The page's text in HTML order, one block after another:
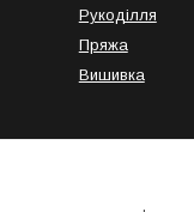
Рукоділля
Пряжа
Вишивка